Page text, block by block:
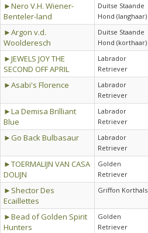
►Nero V.H. Wiener-
Benteler-land
Duitse Staande
Hond (langhaar)
►Argon v.d.
Woolderesch
Duitse Staande
Hond (korthaar)
►JEWELS JOY THE
SECOND OFF APRIL
Labrador
Retriever
►Asabi's Florence
Labrador
Retriever
►La Demisa Brilliant
Blue
Labrador
Retriever
►Go Back Bulbasaur
Labrador
Retriever
►TOERMALIJN VAN CASA
DOLIJN
Golden
Retriever
►Shector Des
Ecaillettes
Griffon Korthals
►Bead of Golden Spirit
Hunters
Golden
Retriever